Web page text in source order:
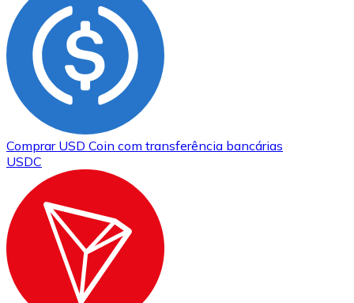
Comprar USD Coin com transferência bancárias
USDC